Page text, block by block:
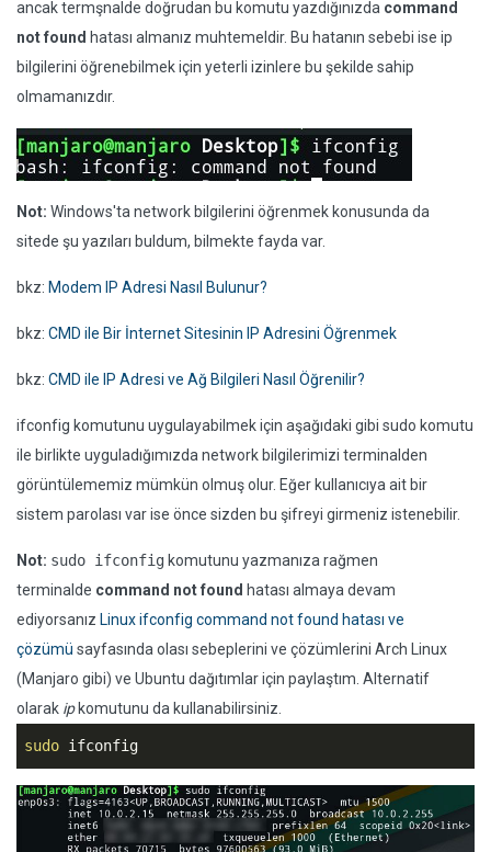
ancak termşnalde doğrudan bu komutu yazdığınızda command
not found hatası almanız muhtemeldir. Bu hatanın sebebi ise ip
bilgilerini öğrenebilmek için yeterli izinlere bu şekilde sahip
olmamanızdır.
Not: Windows'ta network bilgilerini öğrenmek konusunda da
sitede şu yazıları buldum, bilmekte fayda var.
bkz: Modem IP Adresi Nasıl Bulunur?
bkz: CMD ile Bir İnternet Sitesinin IP Adresini Öğrenmek
bkz: CMD ile IP Adresi ve Ağ Bilgileri Nasıl Öğrenilir?
ifconfig komutunu uygulayabilmek için aşağıdaki gibi sudo komutu
ile birlikte uyguladığımızda network bilgilerimizi terminalden
görüntülememiz mümkün olmuş olur. Eğer kullanıcıya ait bir
sistem parolası var ise önce sizden bu şifreyi girmeniz istenebilir.
Not: sudo ifconfig komutunu yazmanıza rağmen
terminalde command not found hatası almaya devam
ediyorsanız Linux ifconfig command not found hatası ve
çözümü sayfasında olası sebeplerini ve çözümlerini Arch Linux
(Manjaro gibi) ve Ubuntu dağıtımlar için paylaştım. Alternatif
olarak ipkomutunu da kullanabilirsiniz.
sudo ifconfig